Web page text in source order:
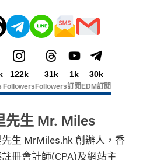
122k
Followers
31k
Followers
1k
訂閱
30k
EDM訂閱
先生 Mr. Miles
先生 MrMiles.hk 創辦人，香
冊會計師(CPA)及網站主